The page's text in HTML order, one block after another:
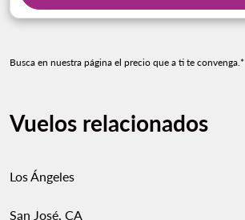
Busca en nuestra página el precio que a ti te convenga.*
Vuelos relacionados
Los Ángeles
San José, CA